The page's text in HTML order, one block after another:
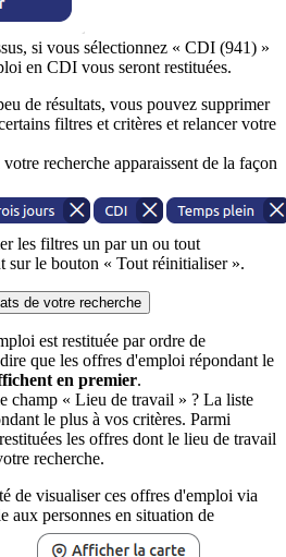
si vous sélectionnez « CDI (941) »
en CDI vous seront restituées.
de résultats, vous pouvez supprimer
filtres et critères et relancer votre
recherche apparaissent de la façon
les filtres un par un ou tout
sur le bouton « Tout réinitialiser ».
de votre recherche
est restituée par ordre de
que les offres d'emploi répondant le
en premier.
champ « Lieu de travail » ? La liste
le plus à vos critères. Parmi
les offres dont le lieu de travail
recherche.
de visualiser ces offres d'emploi via
aux personnes en situation de